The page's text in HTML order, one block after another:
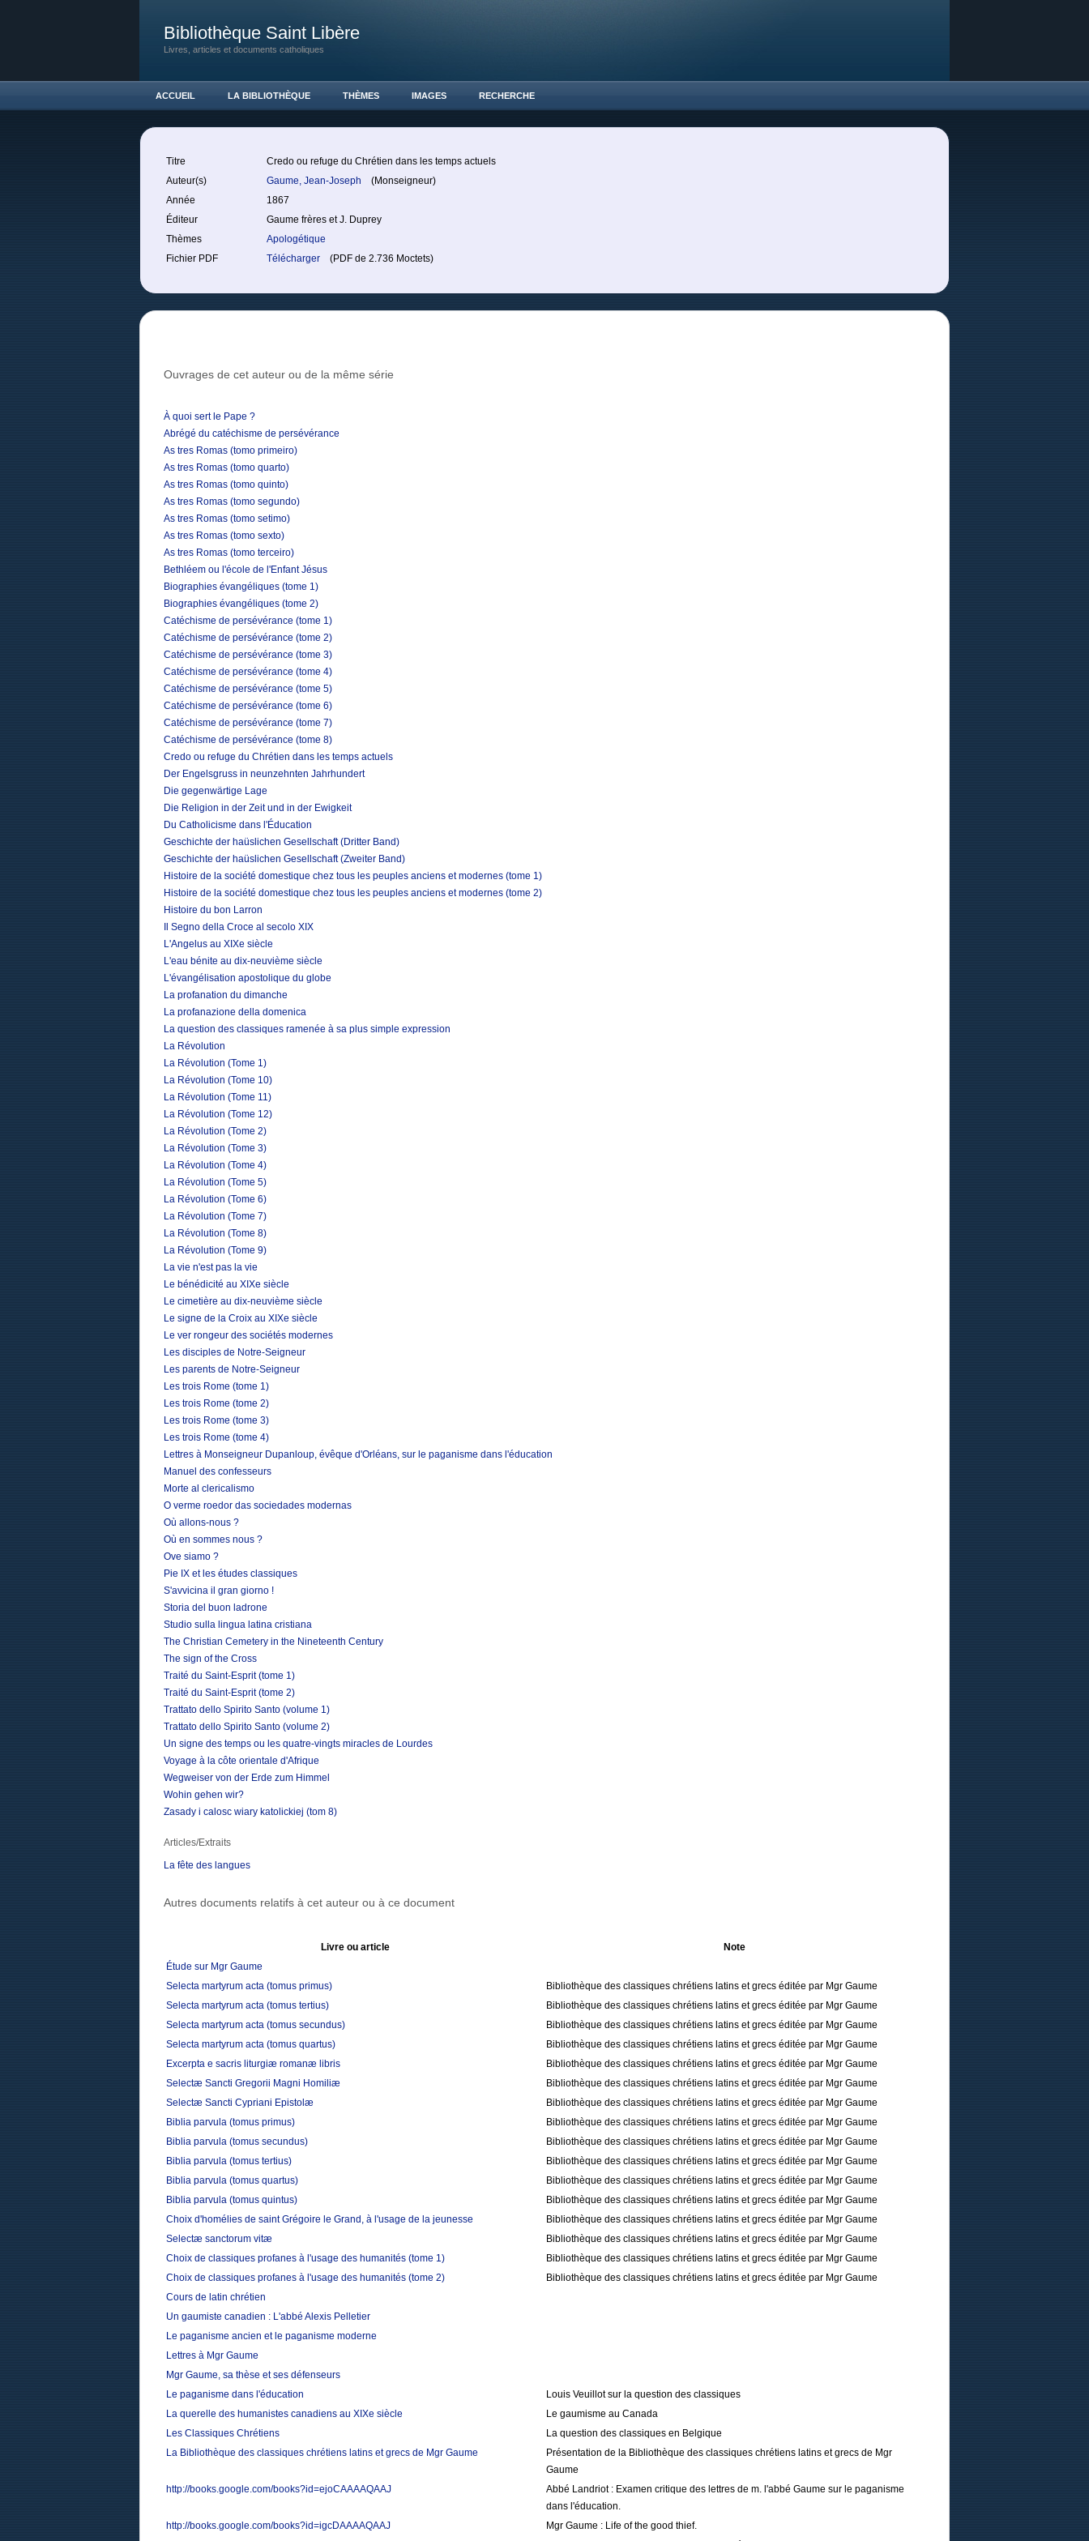
Bibliothèque Saint Libère
Livres, articles et documents catholiques
ACCUEIL LA BIBLIOTHÈQUE THÈMES IMAGES RECHERCHE
Titre
Credo ou refuge du Chrétien dans les temps actuels
Auteur(s)
Gaume, Jean-Joseph
(Monseigneur)
Année
1867
Éditeur
Gaume frères et J. Duprey
Thèmes
Apologétique
Fichier PDF
Télécharger (PDF de 2.736 Moctets)
Ouvrages de cet auteur ou de la même série
À quoi sert le Pape ?
Abrégé du catéchisme de persévérance
As tres Romas (tomo primeiro)
As tres Romas (tomo quarto)
As tres Romas (tomo quinto)
As tres Romas (tomo segundo)
As tres Romas (tomo setimo)
As tres Romas (tomo sexto)
As tres Romas (tomo terceiro)
Bethléem ou l'école de l'Enfant Jésus
Biographies évangéliques (tome 1)
Biographies évangéliques (tome 2)
Catéchisme de persévérance (tome 1)
Catéchisme de persévérance (tome 2)
Catéchisme de persévérance (tome 3)
Catéchisme de persévérance (tome 4)
Catéchisme de persévérance (tome 5)
Catéchisme de persévérance (tome 6)
Catéchisme de persévérance (tome 7)
Catéchisme de persévérance (tome 8)
Credo ou refuge du Chrétien dans les temps actuels
Der Engelsgruss in neunzehnten Jahrhundert
Die gegenwärtige Lage
Die Religion in der Zeit und in der Ewigkeit
Du Catholicisme dans l'Éducation
Geschichte der haüslichen Gesellschaft (Dritter Band)
Geschichte der haüslichen Gesellschaft (Zweiter Band)
Histoire de la société domestique chez tous les peuples anciens et modernes (tome 1)
Histoire de la société domestique chez tous les peuples anciens et modernes (tome 2)
Histoire du bon Larron
Il Segno della Croce al secolo XIX
L'Angelus au XIXe siècle
L'eau bénite au dix-neuvième siècle
L'évangélisation apostolique du globe
La profanation du dimanche
La profanazione della domenica
La question des classiques ramenée à sa plus simple expression
La Révolution
La Révolution (Tome 1)
La Révolution (Tome 10)
La Révolution (Tome 11)
La Révolution (Tome 12)
La Révolution (Tome 2)
La Révolution (Tome 3)
La Révolution (Tome 4)
La Révolution (Tome 5)
La Révolution (Tome 6)
La Révolution (Tome 7)
La Révolution (Tome 8)
La Révolution (Tome 9)
La vie n'est pas la vie
Le bénédicité au XIXe siècle
Le cimetière au dix-neuvième siècle
Le signe de la Croix au XIXe siècle
Le ver rongeur des sociétés modernes
Les disciples de Notre-Seigneur
Les parents de Notre-Seigneur
Les trois Rome (tome 1)
Les trois Rome (tome 2)
Les trois Rome (tome 3)
Les trois Rome (tome 4)
Lettres à Monseigneur Dupanloup, évêque d'Orléans, sur le paganisme dans l'éducation
Manuel des confesseurs
Morte al clericalismo
O verme roedor das sociedades modernas
Où allons-nous ?
Où en sommes nous ?
Ove siamo ?
Pie IX et les études classiques
S'avvicina il gran giorno !
Storia del buon ladrone
Studio sulla lingua latina cristiana
The Christian Cemetery in the Nineteenth Century
The sign of the Cross
Traité du Saint-Esprit (tome 1)
Traité du Saint-Esprit (tome 2)
Trattato dello Spirito Santo (volume 1)
Trattato dello Spirito Santo (volume 2)
Un signe des temps ou les quatre-vingts miracles de Lourdes
Voyage à la côte orientale d'Afrique
Wegweiser von der Erde zum Himmel
Wohin gehen wir?
Zasady i calosc wiary katolickiej (tom 8)
Articles/Extraits
La fête des langues
Autres documents relatifs à cet auteur ou à ce document
Livre ou article
Note
Étude sur Mgr Gaume
Selecta martyrum acta (tomus primus)
Bibliothèque des classiques chrétiens latins et grecs éditée par Mgr Gaume
Selecta martyrum acta (tomus tertius)
Bibliothèque des classiques chrétiens latins et grecs éditée par Mgr Gaume
Selecta martyrum acta (tomus secundus)
Bibliothèque des classiques chrétiens latins et grecs éditée par Mgr Gaume
Selecta martyrum acta (tomus quartus)
Bibliothèque des classiques chrétiens latins et grecs éditée par Mgr Gaume
Excerpta e sacris liturgiæ romanæ libris
Bibliothèque des classiques chrétiens latins et grecs éditée par Mgr Gaume
Selectæ Sancti Gregorii Magni Homiliæ
Bibliothèque des classiques chrétiens latins et grecs éditée par Mgr Gaume
Selectæ Sancti Cypriani Epistolæ
Bibliothèque des classiques chrétiens latins et grecs éditée par Mgr Gaume
Biblia parvula (tomus primus)
Bibliothèque des classiques chrétiens latins et grecs éditée par Mgr Gaume
Biblia parvula (tomus secundus)
Bibliothèque des classiques chrétiens latins et grecs éditée par Mgr Gaume
Biblia parvula (tomus tertius)
Bibliothèque des classiques chrétiens latins et grecs éditée par Mgr Gaume
Biblia parvula (tomus quartus)
Bibliothèque des classiques chrétiens latins et grecs éditée par Mgr Gaume
Biblia parvula (tomus quintus)
Bibliothèque des classiques chrétiens latins et grecs éditée par Mgr Gaume
Choix d'homélies de saint Grégoire le Grand, à l'usage de la jeunesse
Bibliothèque des classiques chrétiens latins et grecs éditée par Mgr Gaume
Selectæ sanctorum vitæ
Bibliothèque des classiques chrétiens latins et grecs éditée par Mgr Gaume
Choix de classiques profanes à l'usage des humanités (tome 1)
Bibliothèque des classiques chrétiens latins et grecs éditée par Mgr Gaume
Choix de classiques profanes à l'usage des humanités (tome 2)
Bibliothèque des classiques chrétiens latins et grecs éditée par Mgr Gaume
Cours de latin chrétien
Un gaumiste canadien : L'abbé Alexis Pelletier
Le paganisme ancien et le paganisme moderne
Lettres à Mgr Gaume
Mgr Gaume, sa thèse et ses défenseurs
Le paganisme dans l'éducation
Louis Veuillot sur la question des classiques
La querelle des humanistes canadiens au XIXe siècle
Le gaumisme au Canada
Les Classiques Chrétiens
La question des classiques en Belgique
La Bibliothèque des classiques chrétiens latins et grecs de Mgr Gaume
Présentation de la Bibliothèque des classiques chrétiens latins et grecs de Mgr
Gaume
http://books.google.com/books?id=ejoCAAAAQAAJ
Abbé Landriot : Examen critique des lettres de m. l'abbé Gaume sur le paganisme
dans l'éducation.
http://books.google.com/books?id=igcDAAAAQAAJ
Mgr Gaume : Life of the good thief.